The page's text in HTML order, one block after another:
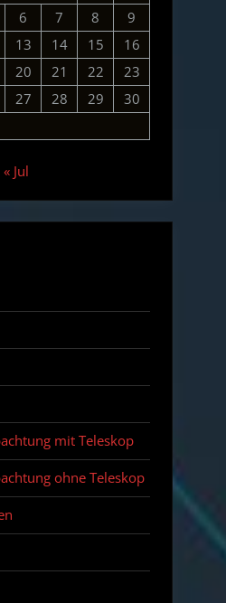
6 7 8
9
13 14 15
16
20 21 22
23
27 28 29
30
« Jul
mit Teleskop
ohne Teleskop